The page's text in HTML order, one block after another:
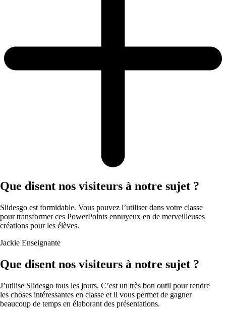
Que disent nos visiteurs à notre sujet ?
Slidesgo est formidable. Vous pouvez l’utiliser dans votre classe
pour transformer ces PowerPoints ennuyeux en de merveilleuses
créations pour les élèves.
Jackie Enseignante
Que disent nos visiteurs à notre sujet ?
J’utilise Slidesgo tous les jours. C’est un très bon outil pour rendre
les choses intéressantes en classe et il vous permet de gagner
beaucoup de temps en élaborant des présentations.